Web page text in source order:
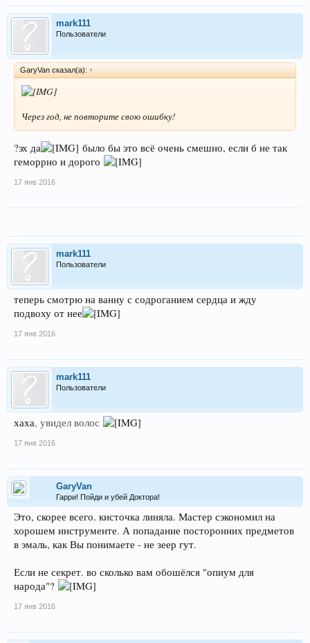
mark111
Пользователи
GaryVan сказал(а): ↑
Через год, не повторите свою ошибку!
?эх да
было бы это всё очень смешно, если б не так
геморрно и дорого
17 янв 2016
mark111
Пользователи
теперь смотрю на ванну с содроганием сердца и жду
подвоху от нее
17 янв 2016
mark111
Пользователи
хаха, увидел волос
17 янв 2016
GaryVan
Гарри! Пойди и убей Доктора!
Это, скорее всего. кисточка линяла. Мастер сэкономил на
хорошем инструменте. А попадание посторонних предметов
в эмаль, как Вы понимаете - не зеер гут.
Если не секрет. во сколько вам обошёлся "опиум для
народа"?
17 янв 2016